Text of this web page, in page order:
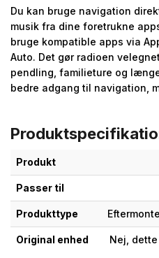
Du kan bruge navigation
musik fra dine foretrukne
bruge kompatible apps via
Auto. Det gør radioen
pendling, familieture og
bedre adgang til navigation,
Produkt
Passer til
Produkttype
Original enhed
Nej,